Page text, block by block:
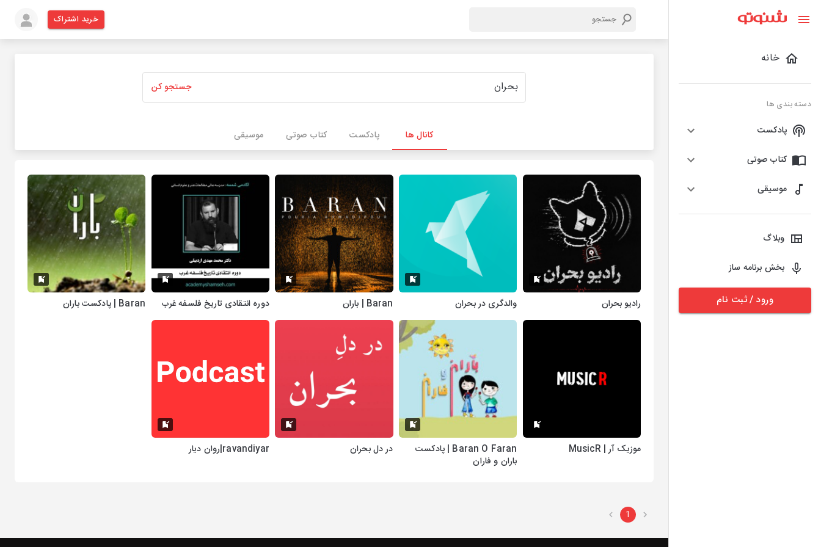
خانه
دسته بندی ها
پادکست
کتاب صوتی
موسیقی
وبلاگ
بخش برنامه ساز
ورود / ثبت نام
خرید اشتراک
جستجو کن
کانال ها پادکست کتاب صوتی موسیقی
رادیو بحران والدگری در بحران Baran | باران دوره انتقادی تاریخ فلسفه غرب Baran | پادکست باران
موزیک آر | MusicR
Baran O Faran | پادکست
باران و فاران
در دل بحران ravandiyar|روان دیار
1